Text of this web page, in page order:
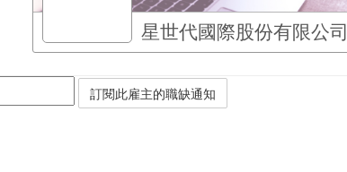
星世代國際股份有限公司